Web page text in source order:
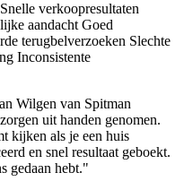
Snelle verkoopresultaten
aandachtGoed
terugbelverzoeken Slechte
Inconsistente
Wilgen van Spitman
uit handen genomen.
kijken als je een huis
en snel resultaat geboekt.
gedaan hebt."